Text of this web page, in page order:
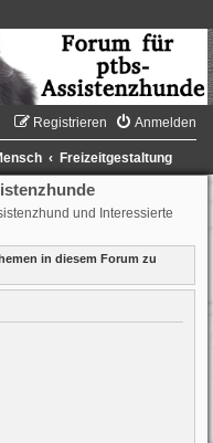
Anmelden
Registrieren
Freizeitgestaltung
und Interessierte
in diesem Forum zu